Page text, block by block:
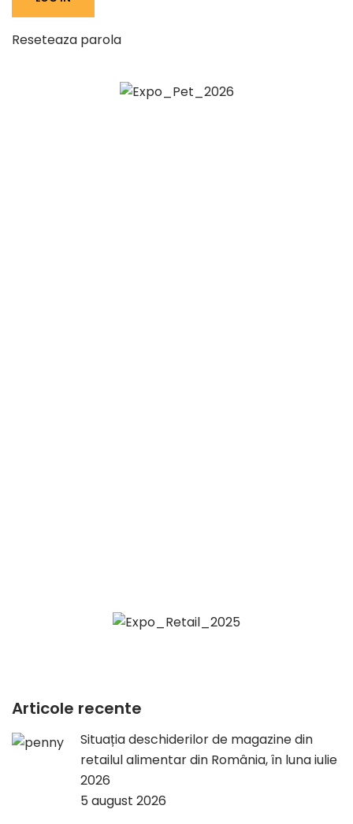
Reseteaza parola
Articole recente
Situația deschiderilor de magazine din
retailul alimentar din România, în luna iulie
2026
5 august 2026